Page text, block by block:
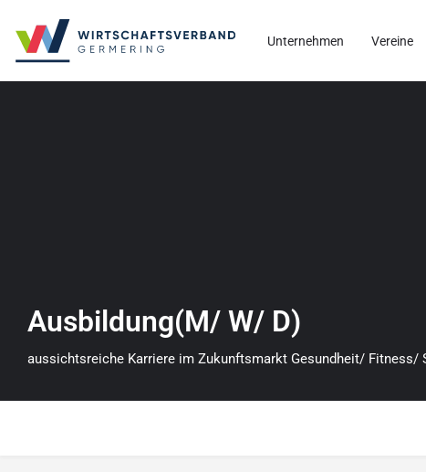
Unternehmen Vereine
Ausbildung(M/ W/ D)
aussichtsreiche Karriere im Zukunftsmarkt Gesundheit/ Fitness/